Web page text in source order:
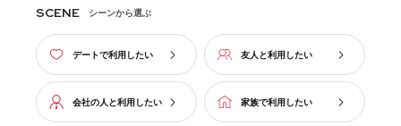
SCENE シーンから選ぶ
デートで利用したい 友人と利用したい
会社の人と利用したい 家族で利用したい